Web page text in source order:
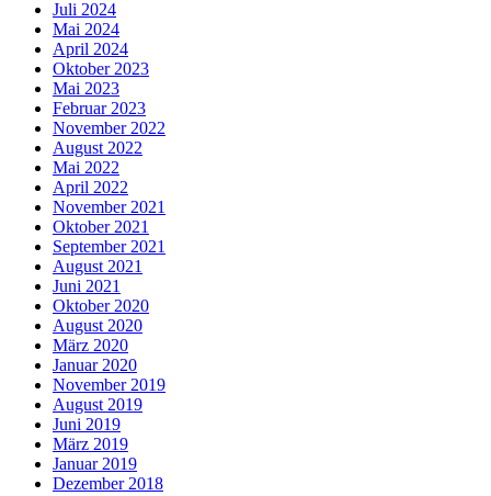
Juli 2024
Mai 2024
April 2024
Oktober 2023
Mai 2023
Februar 2023
November 2022
August 2022
Mai 2022
April 2022
November 2021
Oktober 2021
September 2021
August 2021
Juni 2021
Oktober 2020
August 2020
März 2020
Januar 2020
November 2019
August 2019
Juni 2019
März 2019
Januar 2019
Dezember 2018